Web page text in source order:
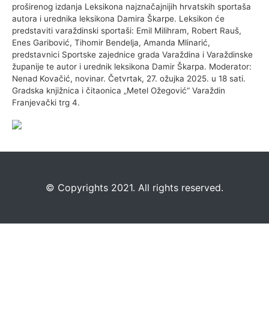
proširenog izdanja Leksikona najznačajnijih hrvatskih sportaša
autora i urednika leksikona Damira Škarpe. Leksikon će
predstaviti varaždinski sportaši: Emil Milihram, Robert Rauš,
Enes Garibović, Tihomir Bendelja, Amanda Mlinarić,
predstavnici Sportske zajednice grada Varaždina i Varaždinske
županije te autor i urednik leksikona Damir Škarpa. Moderator:
Nenad Kovačić, novinar. Četvrtak, 27. ožujka 2025. u 18 sati.
Gradska knjižnica i čitaonica „Metel Ožegović“ Varaždin
Franjevački trg 4.
©️ Copyrights 2021. All rights reserved.